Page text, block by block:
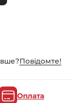
Повiдомте!
Оплата